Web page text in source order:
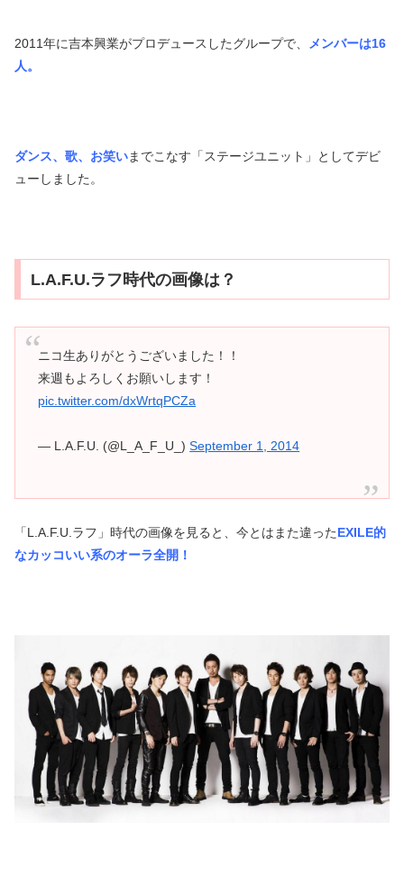
2011年に吉本興業がプロデュースしたグループで、
メンバーは16
人。
ダンス、歌、お笑いまでこなす「ステージユニット」としてデビ
ューしました。
L.A.F.U.ラフ時代の画像は？
ニコ生ありがとうございました！！
来週もよろしくお願いします！
pic.twitter.com/dxWrtqPCZa
— L.A.F.U. (@L_A_F_U_)September 1, 2014
「L.A.F.U.ラフ」時代の画像を見ると、今とはまた違ったEXILE的
なカッコいい系のオーラ全開！